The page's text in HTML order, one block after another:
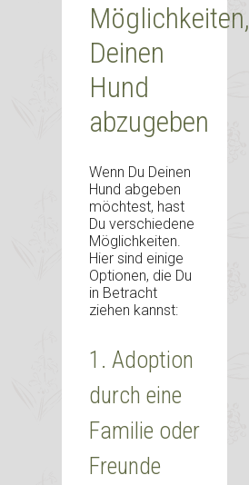
Möglichkeiten,
Deinen
Hund
abzugeben
Wenn Du Deinen
Hund abgeben
möchtest, hast
Du verschiedene
Möglichkeiten.
Hier sind einige
Optionen, die Du
in Betracht
ziehen kannst:
1. Adoption
durch eine
Familie oder
Freunde